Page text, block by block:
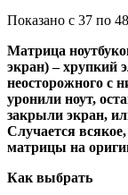
Показано с 37 по
Матрица
экран) – хрупкий
неосторожного с
уронили ноут,
закрыли экран,
Случается
матрицы на
Как выбрать